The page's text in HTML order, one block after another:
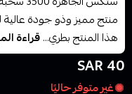
منتج مميز وذو جودة عالية
هذا المنتج بطري...قراءة
40 SAR
غير متوفر حاليًا